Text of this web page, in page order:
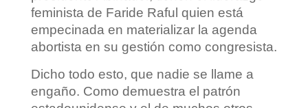
feminista de Faride Raful quien está
empecinada en materializar la agenda
abortista en su gestión como congresista.
Dicho todo esto, que nadie se llame a
engaño. Como demuestra el patrón